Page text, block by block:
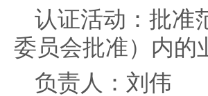
认证活动：批准
委员会批准）内的
负责人：刘伟